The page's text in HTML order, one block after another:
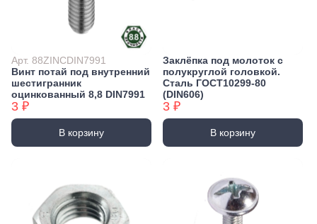
Арт. 88ZINCDIN7991
Винт потай под внутренний
шестигранник
оцинкованный 8,8 DIN7991
3 ₽
В корзину
Заклёпка под молоток с
полукруглой головкой.
Сталь ГОСТ10299-80
(DIN606)
3 ₽
В корзину